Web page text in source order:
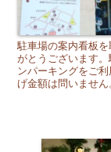
駐車場の案内看板
がとうございます
ンパーキングをご
げ金額は問いません